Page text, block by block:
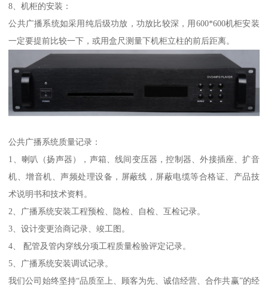
8、机柜的安装：
公共广播系统如采用纯后级功放，功放比较深，用600*600机柜安装
一定要提前比较一下，或用盒尺测量下机柜立柱的前后距离。
公共广播系统质量记录：
1、喇叭（扬声器），声箱、线间变压器，控制器、外接插座、扩音
机、增音机、声频处理设备，屏蔽线，屏蔽电缆等合格证、产品技
术说明书和技术资料。
2、广播系统安装工程预检、隐检、自检、互检记录。
3、设计变更洽商记录、竣工图。
4、 配管及管内穿线分项工程质量检验评定记录。
5、广播系统安装调试记录。
我们公司始终坚持“品质至上、顾客为先、诚信经营、合作共赢”的经